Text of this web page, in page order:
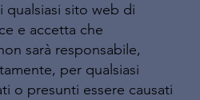
qualsiasi sito web di
e accetta che
sarà responsabile,
per qualsiasi
o presunti essere causati